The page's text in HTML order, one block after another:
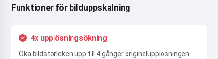
Funktioner för bilduppskalning
4x upplösningsökning
Öka bildstorleken upp till 4 gånger originalupplösningen